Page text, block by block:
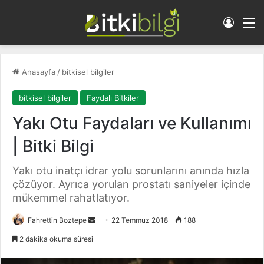
Giriş
Anasayfa / bitkisel bilgiler
bitkisel bilgiler Faydalı Bitkiler
Yakı Otu Faydaları ve Kullanımı
| Bitki Bilgi
Yakı otu inatçı idrar yolu sorunlarını anında hızla
çözüyor. Ayrıca yorulan prostatı saniyeler içinde
mükemmel rahatlatıyor.
Fahrettin Boztepe 22 Temmuz 2018 188
2 dakika okuma süresi